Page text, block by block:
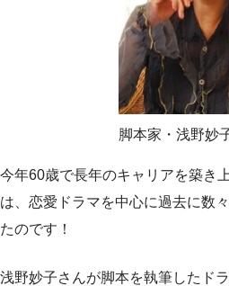
脚本家・浅野妙
今年60歳で長年のキャリアを築き
は、恋愛ドラマを中心に過去に数
たのです！
浅野妙子さんが脚本を執筆したド